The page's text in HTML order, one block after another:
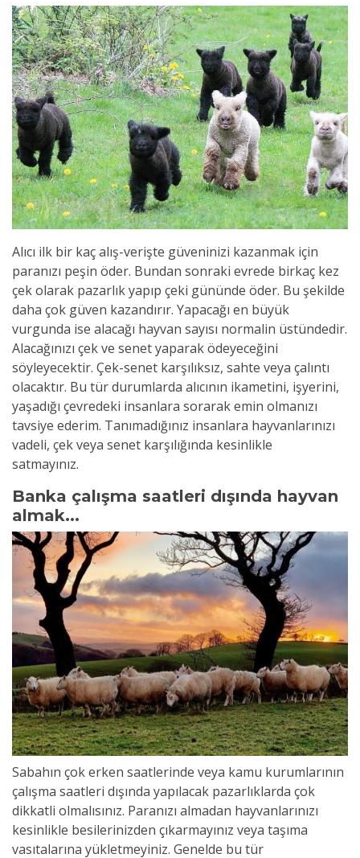
Alıcı ilk bir kaç alış-verişte güveninizi kazanmak için
paranızı peşin öder. Bundan sonraki evrede birkaç kez
çek olarak pazarlık yapıp çeki gününde öder. Bu şekilde
daha çok güven kazandırır. Yapacağı en büyük
vurgunda ise alacağı hayvan sayısı normalin üstündedir.
Alacağınızı çek ve senet yaparak ödeyeceğini
söyleyecektir. Çek-senet karşılıksız, sahte veya çalıntı
olacaktır. Bu tür durumlarda alıcının ikametini, işyerini,
yaşadığı çevredeki insanlara sorarak emin olmanızı
tavsiye ederim. Tanımadığınız insanlara hayvanlarınızı
vadeli, çek veya senet karşılığında kesinlikle
satmayınız.
Banka çalışma saatleri dışında hayvan
almak...
Sabahın çok erken saatlerinde veya kamu kurumlarının
çalışma saatleri dışında yapılacak pazarlıklarda çok
dikkatli olmalısınız. Paranızı almadan hayvanlarınızı
kesinlikle besilerinizden çıkarmayınız veya taşıma
vasıtalarına yükletmeyiniz. Genelde bu tür